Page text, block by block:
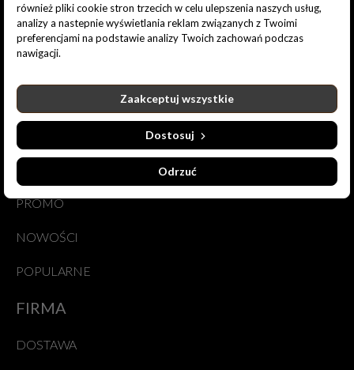
ul. Rosy Bailly 38
01-494 Warszawa
Poland
790 625 125
sklep@csrpk.pl
PRODUKTY
PROMO
NOWOŚCI
POPULARNE
FIRMA
DOSTAWA
również pliki cookie stron trzecich w celu ulepszenia naszych usług,
analizy a nastepnie wyświetlania reklam związanych z Twoimi
preferencjami na podstawie analizy Twoich zachowań podczas
nawigacji.
Odrzuć
Dostosuj
Zaakceptuj wszystkie